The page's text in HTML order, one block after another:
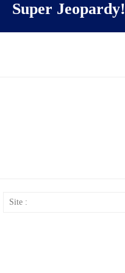
Super Jeopardy!